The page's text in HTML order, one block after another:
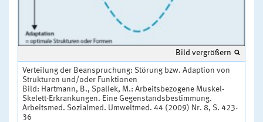
Bild vergrößern
Verteilung der Beanspruchung: Störung bzw. Adaption von
Strukturen und/oder Funktionen
Bild: Hartmann, B., Spallek, M.: Arbeitsbezogene Muskel-
Skelett-Erkrankungen. Eine Gegenstandsbestimmung.
Arbeitsmed. Sozialmed. Umweltmed. 44 (2009) Nr. 8, S. 423-
36